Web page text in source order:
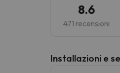
8.6
471 recensioni
Installazioni e